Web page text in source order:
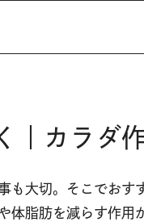
｜カラダ
も大切。そこでお
体脂肪を減らす作